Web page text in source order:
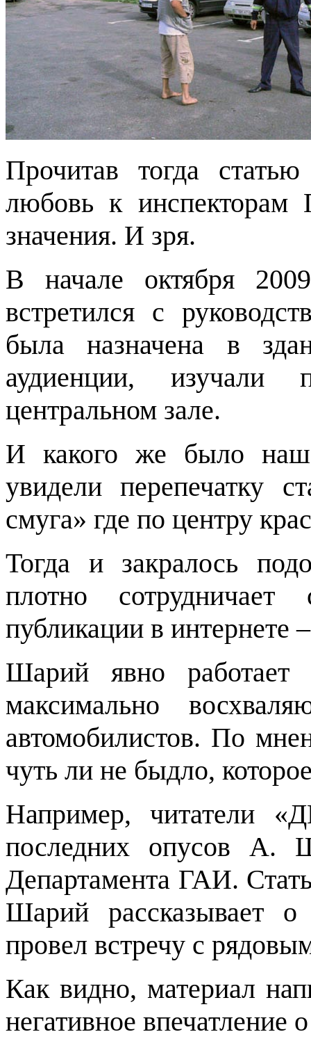
Прочитав тогда
любовь к
значения. И зря.
В начале октября
встретился с
была назначена в
аудиенции,
центральном зале.
И какого же было
увидели перепечатку
смуга» где по центру
Тогда и закралось
плотно
публикации в интернете
Шарий явно
максимально
автомобилистов. По
чуть ли не быдло,
Например, читатели
последних опусов А.
Департамента ГАИ.
Шарий рассказывает
провел встречу с
Как видно, материал
негативное впечатление